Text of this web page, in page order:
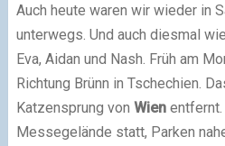
Auch heute waren wir wieder in
unterwegs. Und auch diesmal
Eva, Aidan und Nash. Früh am
Richtung Brünn in Tschechien.
Katzensprung von Wienentfernt.
Messegelände statt, Parken